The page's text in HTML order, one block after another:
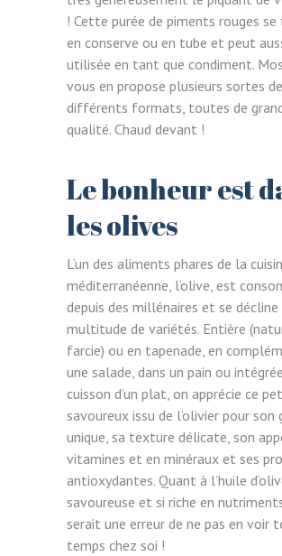
! Cette purée de piments rouges
en conserve ou en tube et peut
utilisée en tant que condiment.
vous en propose plusieurs sortes de
différents formats, toutes de
qualité. Chaud devant !
Le bonheur est
les olives
L’un des aliments phares de la
méditerranéenne, l’olive, est
depuis des millénaires et se décline
multitude de variétés. Entière
farcie) ou en tapenade, en
une salade, dans un pain ou
cuisson d’un plat, on apprécie ce
savoureux issu de l’olivier pour son
unique, sa texture délicate, son
vitamines et en minéraux et ses
antioxydantes. Quant à l’huile
savoureuse et si riche en
serait une erreur de ne pas en voir
temps chez soi !